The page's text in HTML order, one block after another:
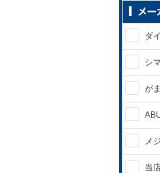
ダ
シ
が
メ
当